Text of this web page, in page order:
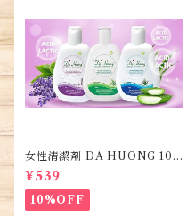
女性清潔剤 DA HUONG 100
ml 1本・Women's Cleanse
r・Dung dịch vệ sinh phụ n
ữ
¥539
10%OFF